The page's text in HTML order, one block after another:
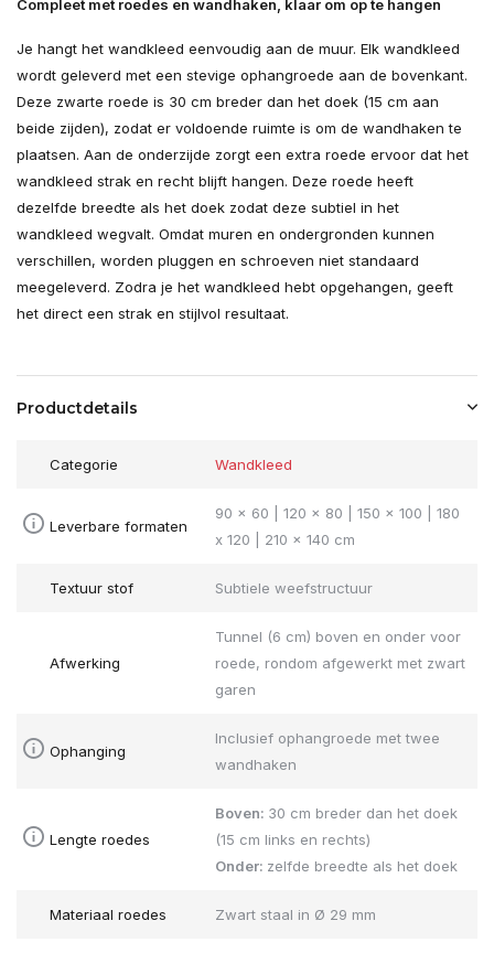
Compleet met roedes en wandhaken, klaar om op te hangen
Je hangt het wandkleed eenvoudig aan de muur. Elk wandkleed
wordt geleverd met een stevige ophangroede aan de bovenkant.
Deze zwarte roede is 30 cm breder dan het doek (15 cm aan
beide zijden), zodat er voldoende ruimte is om de wandhaken te
plaatsen. Aan de onderzijde zorgt een extra roede ervoor dat het
wandkleed strak en recht blijft hangen. Deze roede heeft
dezelfde breedte als het doek zodat deze subtiel in het
wandkleed wegvalt. Omdat muren en ondergronden kunnen
verschillen, worden pluggen en schroeven niet standaard
meegeleverd. Zodra je het wandkleed hebt opgehangen, geeft
het direct een strak en stijlvol resultaat.
Productdetails
Categorie Wandkleed
Leverbare formaten
90 x 60 | 120 x 80 | 150 x 100 | 180
x 120 | 210 x 140 cm
Textuur stof Subtiele weefstructuur
Afwerking
Tunnel (6 cm) boven en onder voor
roede, rondom afgewerkt met zwart
garen
Ophanging
Inclusief ophangroede met twee
wandhaken
Lengte roedes
Boven: 30 cm breder dan het doek
(15 cm links en rechts)
Onder: zelfde breedte als het doek
Materiaal roedes Zwart staal in Ø 29 mm